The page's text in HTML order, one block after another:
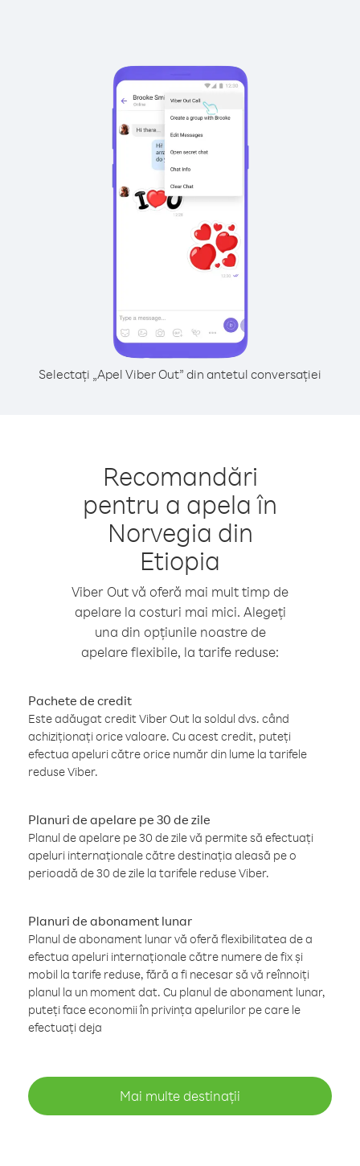
Selectați „Apel Viber Out” din antetul conversației
Recomandări
pentru a apela în
Norvegia din
Etiopia
Viber Out vă oferă mai mult timp de
apelare la costuri mai mici. Alegeți
una din opțiunile noastre de
apelare flexibile, la tarife reduse:
Pachete de credit
Este adăugat credit Viber Out la soldul dvs. când
achiziționați orice valoare. Cu acest credit, puteți
efectua apeluri către orice număr din lume la tarifele
reduse Viber.
Planuri de apelare pe 30 de zile
Planul de apelare pe 30 de zile vă permite să efectuați
apeluri internaționale către destinația aleasă pe o
perioadă de 30 de zile la tarifele reduse Viber.
Planuri de abonament lunar
Planul de abonament lunar vă oferă flexibilitatea de a
efectua apeluri internaționale către numere de fix și
mobil la tarife reduse, fără a fi necesar să vă reînnoiți
planul la un moment dat. Cu planul de abonament lunar,
puteți face economii în privința apelurilor pe care le
efectuați deja
Mai multe destinații